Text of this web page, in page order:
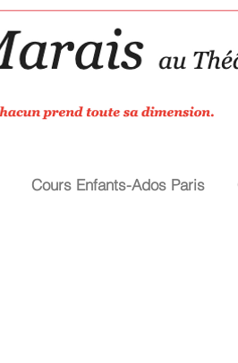
Cours Enfants-Ados Paris